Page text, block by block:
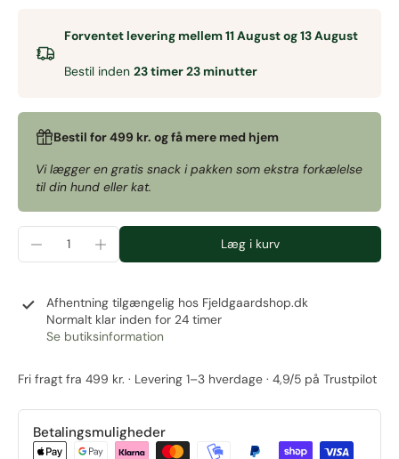
Forventet levering mellem 11 August og 13 August
Bestil inden 23 timer 23 minutter
Bestil for 499 kr. og få mere med hjem
Vi lægger en gratis snack i pakken som ekstra forkælelse
til din hund eller kat.
Læg i kurv
Afhentning tilgængelig hos Fjeldgaardshop.dk
Normalt klar inden for 24 timer
Se butiksinformation
Fri fragt fra 499 kr. · Levering 1–3 hverdage · 4,9/5 på Trustpilot
Betalingsmuligheder